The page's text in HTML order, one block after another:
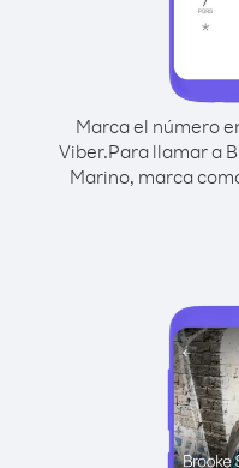
Marca el número
Viber.Para llamar a
Marino, marca